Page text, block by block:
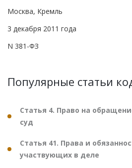
Москва, Кремль
3 декабря 2011 года
N 381-ФЗ
Популярные статьи
Статья 4. Право на
суд
Статья 41. Права и
участвующих в деле